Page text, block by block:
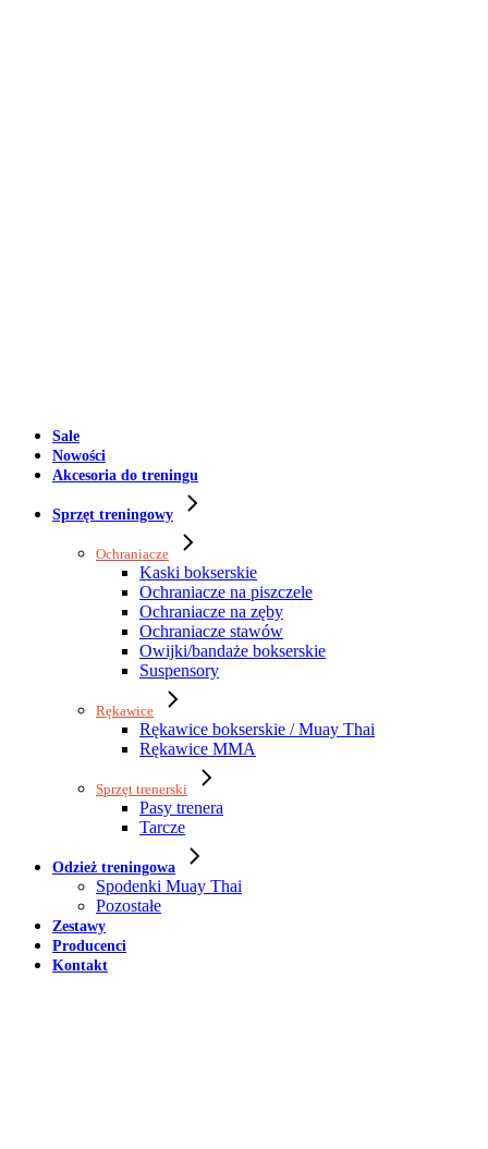
Sale
Nowości
Akcesoria do treningu
Sprzęt treningowy
Ochraniacze
Kaski bokserskie
Ochraniacze na piszczele
Ochraniacze na zęby
Ochraniacze stawów
Owijki/bandaże bokserskie
Suspensory
Rękawice
Rękawice bokserskie / Muay Thai
Rękawice MMA
Sprzęt trenerski
Pasy trenera
Tarcze
Odzież treningowa
Spodenki Muay Thai
Pozostałe
Zestawy
Producenci
Kontakt